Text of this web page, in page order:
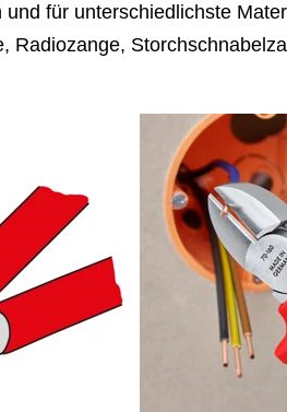
für unterschiedlichste
Radiozange,